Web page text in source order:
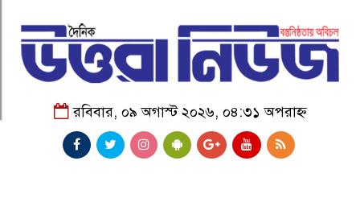
রবিবার, ০৯ অগাস্ট ২০২৬, ০৪:৩১ অপরাহ্ন